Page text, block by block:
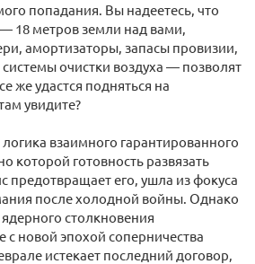
попадания. Вы надеетесь, что
18 метров земли над вами,
амортизаторы, запасы провизии,
очистки воздуха — позволят
же удастся подняться на
увидите?
взаимного гарантированного
которой готовность развязать
предотвращает его, ушла из фокуса
после холодной войны. Однако
столкновения
с новой эпохой соперничества
истекает последний договор,